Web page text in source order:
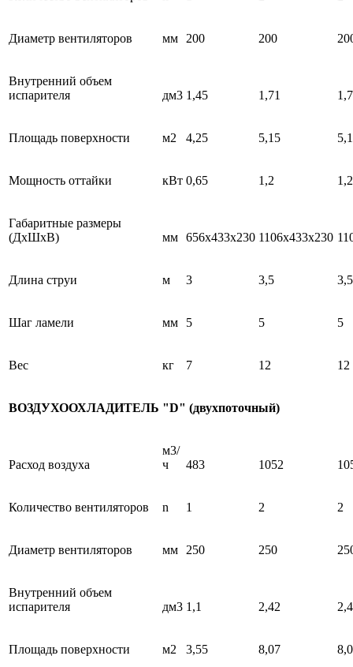
Диаметр вентиляторов мм 200 200
Внутренний объем
испарителя
дм3 1,45 1,71
Площадь поверхности м2 4,25 5,15
Мощность оттайки кВт 0,65 1,2 1,2
Габаритные размеры
(ДхШхВ)
мм 656x433x230 1106x433x230
Длина струи м 3 3,5 3,5
Шаг ламели мм 5 5 5
Вес кг 7 12 12
ВОЗДУХООХЛАДИТЕЛЬ "D" (двухпоточный)
Расход воздуха
м3/
ч
483 1052
Количество вентиляторов n 1 2 2
Диаметр вентиляторов мм 250 250
Внутренний объем
испарителя
дм3 1,1 2,42
Площадь поверхности м2 3,55 8,07